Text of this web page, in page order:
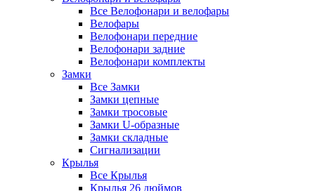
Все Велофонари и велофары
Велофары
Велофонари передние
Велофонари задние
Велофонари комплекты
Замки
Все Замки
Замки цепные
Замки тросовые
Замки U-образные
Замки складные
Сигнализации
Крылья
Все Крылья
Крылья 26 дюймов